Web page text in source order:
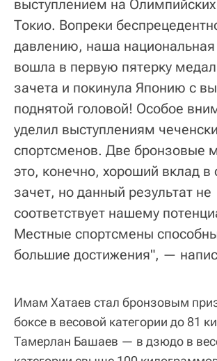
выступлением на Олимпийских
Токио. Вопреки
давлению, наша национальная
вошла в первую пятерку
зачета и покинула Японию с
поднятой головой! Особое
уделил выступлениям
спортсменов. Две бронзовые
это, конечно, хороший вклад в
зачет, но данный результат не
соответствует нашему
Местные спортсмены
большие достижения", —
Имам Хатаев стал бронзовым
боксе в весовой категории до 81
Тамерлан Башаев — в дзюдо в